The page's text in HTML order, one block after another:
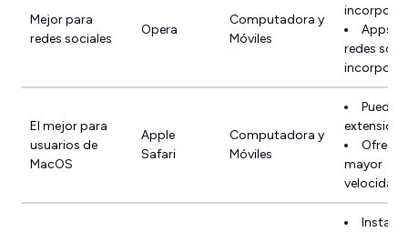
Mejor para
redes sociales
Opera
Computadora y
Móviles
Apps
redes
El mejor para
usuarios de
MacOS
Apple
Safari
Computadora y
Móviles
Puede
Ofrece
mayor
velocidad
Instala